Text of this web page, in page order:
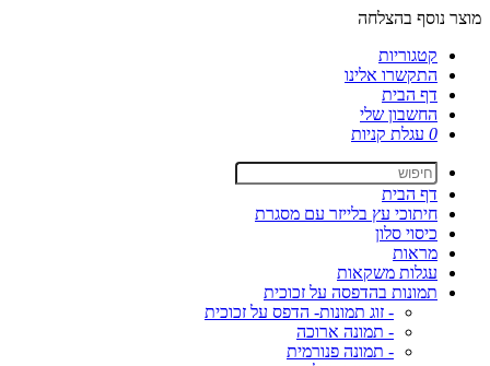
מוצר נוסף בהצלחה
קטגוריות
התקשרו אלינו
דף הבית
החשבון שלי
0 עגלת קניות
דף הבית
חיתוכי עץ בלייזר עם מסגרת
כיסוי סלון
מראות
עגלות משקאות
תמונות בהדפסה על זכוכית
- זוג תמונות- הדפס על זכוכית
- תמונה ארוכה
- תמונה פנורמית